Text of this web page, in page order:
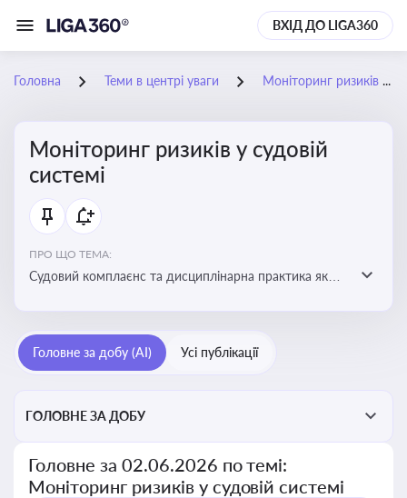
ВХІД ДО LIGA360
Головна Теми в центрі уваги Моніторинг ризиків у судовій системі
Моніторинг ризиків у судовій
системі
ПРО ЩО ТЕМА:
Судовий комплаєнс та дисциплінарна практика як
обґрунтовані рішення під час судових спорів та
комплаєнс-перевірок
Головне за добу (AI) Усі публікації
ГОЛОВНЕ ЗА ДОБУ
Головне за 02.06.2026 по темі:
Моніторинг ризиків у судовій системі